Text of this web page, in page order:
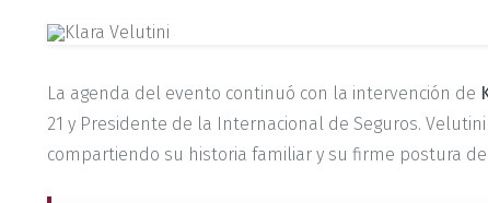
La agenda del evento continuó con la intervención de
21 y Presidente de la Internacional de Seguros.
compartiendo su historia familiar y su firme postura de